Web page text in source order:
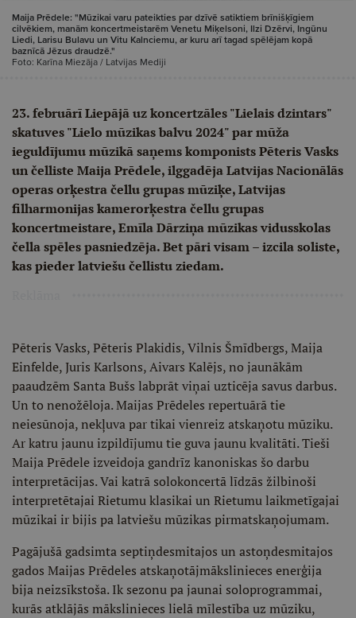
Maija Prēdele: "Mūzikai varu pateikties par dzīvē satiktiem brīnišķīgiem
cilvēkiem, manām koncertmeistarēm Venetu Miķelsoni, Ilzi Dzērvi, Ingūnu
Liedi, Larisu Bulavu un Vitu Kalnciemu, ar kuru arī tagad spēlējam kopā
baznīcā Jēzus draudzē."
Foto: Karīna Miezāja / Latvijas Mediji
23. februārī Liepājā uz koncertzāles "Lielais dzintars"
skatuves "Lielo mūzikas balvu 2024" par mūža
ieguldījumu mūzikā saņems komponists Pēteris Vasks
un čelliste Maija Prēdele, ilggadēja Latvijas Nacionālās
operas orķestra čellu grupas mūziķe, Latvijas
filharmonijas kamerorķestra čellu grupas
koncertmeistare, Emīla Dārziņa mūzikas vidusskolas
čella spēles pasniedzēja. Bet pāri visam – izcila soliste,
kas pieder latviešu čellistu ziedam.
Pēteris Vasks, Pēteris Plakidis, Vilnis Šmīdbergs, Maija
Einfelde, Juris Karlsons, Aivars Kalējs, no jaunākām
paaudzēm Santa Bušs labprāt viņai uzticēja savus darbus.
Un to nenožēloja. Maijas Prēdeles repertuārā tie
neiesūnoja, nekļuva par tikai vienreiz atskaņotu mūziku.
Ar katru jaunu izpildījumu tie guva jaunu kvalitāti. Tieši
Maija Prēdele izveidoja gandrīz kanoniskas šo darbu
interpretācijas. Vai katrā solokoncertā līdzās žilbinoši
interpretētajai Rietumu klasikai un Rietumu laikmetīgajai
mūzikai ir bijis pa latviešu mūzikas pirmatskaņojumam.
Pagājušā gadsimta septiņdesmitajos un astoņdesmitajos
gados Maijas Prēdeles atskaņotājmākslinieces enerģija
bija neizsīkstoša. Ik sezonu pa jaunai soloprogrammai,
kurās atklājās mākslinieces lielā mīlestība uz mūziku,